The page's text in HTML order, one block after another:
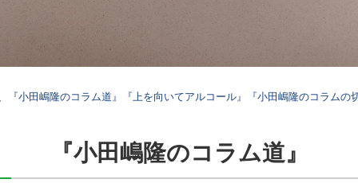
『小田嶋隆のコラム道』 『上を向いてアルコール』 『小田嶋隆のコラムの
『小田嶋隆のコラム道』